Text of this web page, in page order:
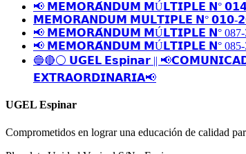
📢 𝗠𝗘𝗠𝗢𝗥𝗔́𝗡𝗗𝗨𝗠 𝗠Ú𝗟𝗧𝗜𝗣𝗟𝗘 𝗡°
𝗠𝗘𝗠𝗢𝗥𝗔𝗡𝗗𝗨𝗠 𝗠𝗨𝗟𝗧𝗜𝗣𝗟𝗘 𝗡° 𝟬𝟭𝟬-
📢 𝗠𝗘𝗠𝗢𝗥𝗔́𝗡𝗗𝗨𝗠 𝗠Ú𝗟𝗧𝗜𝗣𝗟𝗘 𝗡°
📢 𝗠𝗘𝗠𝗢𝗥𝗔́𝗡𝗗𝗨𝗠 𝗠Ú𝗟𝗧𝗜𝗣𝗟𝗘 𝗡°
🔵🔴⚪️ 𝗨𝗚𝗘𝗟 𝗘𝘀𝗽𝗶𝗻𝗮𝗿 ||
𝗘𝗫𝗧𝗥𝗔𝗢𝗥𝗗𝗜𝗡𝗔𝗥𝗜𝗔📢
UGEL Espinar
Comprometidos en lograr una educación de calidad